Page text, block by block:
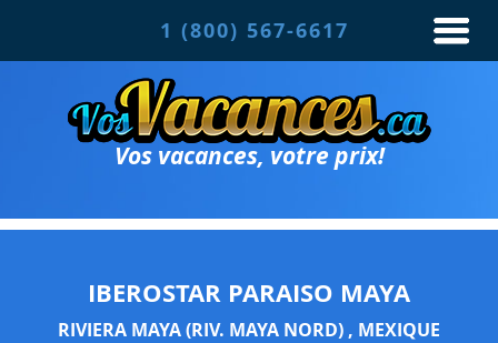
1 (800) 567-6617
Vos vacances, votre prix!
IBEROSTAR PARAISO MAYA
RIVIERA MAYA (RIV. MAYA NORD) , MEXIQUE